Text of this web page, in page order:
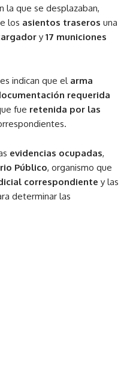
la que se desplazaban,
los asientos traseros una
y 17 municiones
indican que el arma
requerida
fue retenida por las
evidencias ocupadas,
Público, organismo que
correspondiente y las
determinar las